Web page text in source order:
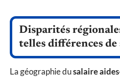
Disparités
telles différences de
La géographie dusalaire